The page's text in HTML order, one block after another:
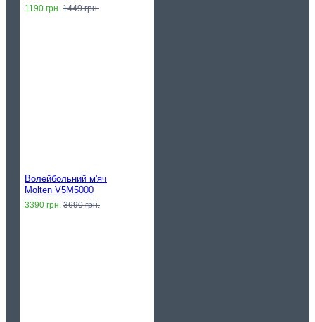
1190 грн. 1449 грн.
Волейбольний м'яч
Molten V5M5000
3390 грн. 3690 грн.